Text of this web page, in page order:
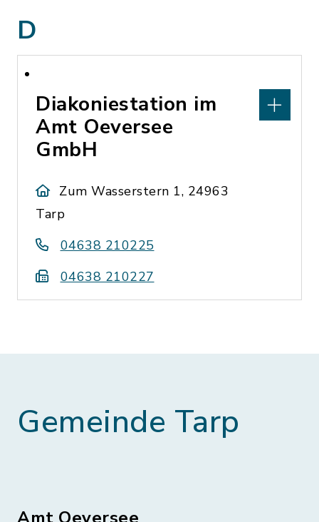
D
Diakoniestation im
Amt Oeversee
GmbH
Zum Wasserstern 1, 24963
Tarp
04638 210225
04638 210227
Gemeinde Tarp